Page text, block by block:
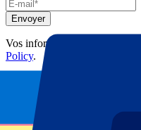
Envoyer
Vos informations seront
Policy.
Merci d'avoir envoyé le
Informations sur